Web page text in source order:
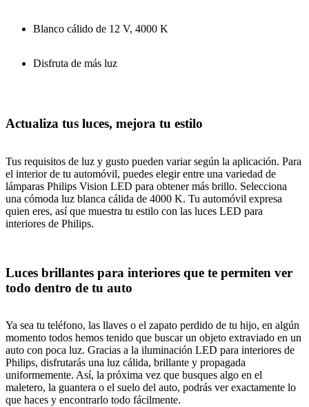
Blanco cálido de 12 V, 4000 K
Disfruta de más luz
Actualiza tus luces, mejora tu estilo
Tus requisitos de luz y gusto pueden variar según la aplicación. Para
el interior de tu automóvil, puedes elegir entre una variedad de
lámparas Philips Vision LED para obtener más brillo. Selecciona
una cómoda luz blanca cálida de 4000 K. Tu automóvil expresa
quien eres, así que muestra tu estilo con las luces LED para
interiores de Philips.
Luces brillantes para interiores que te permiten ver
todo dentro de tu auto
Ya sea tu teléfono, las llaves o el zapato perdido de tu hijo, en algún
momento todos hemos tenido que buscar un objeto extraviado en un
auto con poca luz. Gracias a la iluminación LED para interiores de
Philips, disfrutarás una luz cálida, brillante y propagada
uniformemente. Así, la próxima vez que busques algo en el
maletero, la guantera o el suelo del auto, podrás ver exactamente lo
que haces y encontrarlo todo fácilmente.